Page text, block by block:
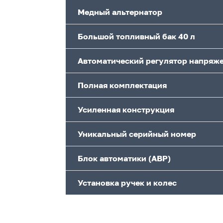
Медный альтернатор
Большой топливный бак 40 л
Автоматический регулятор
Полная комплектация
Усиленная конструкция
Уникальный серийный номер
Блок автоматики (АВР)
Установка ручек и колес